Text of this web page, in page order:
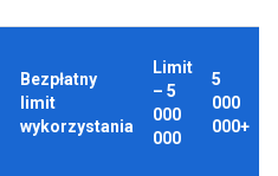
Bezpłatny
limit
wykorzystania
Limit
– 5
000
000
5
000
000+